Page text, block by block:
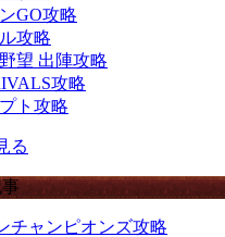
GO攻略
攻略
望 出陣攻略
攻略
ト攻略
る
チャンピオンズ攻略